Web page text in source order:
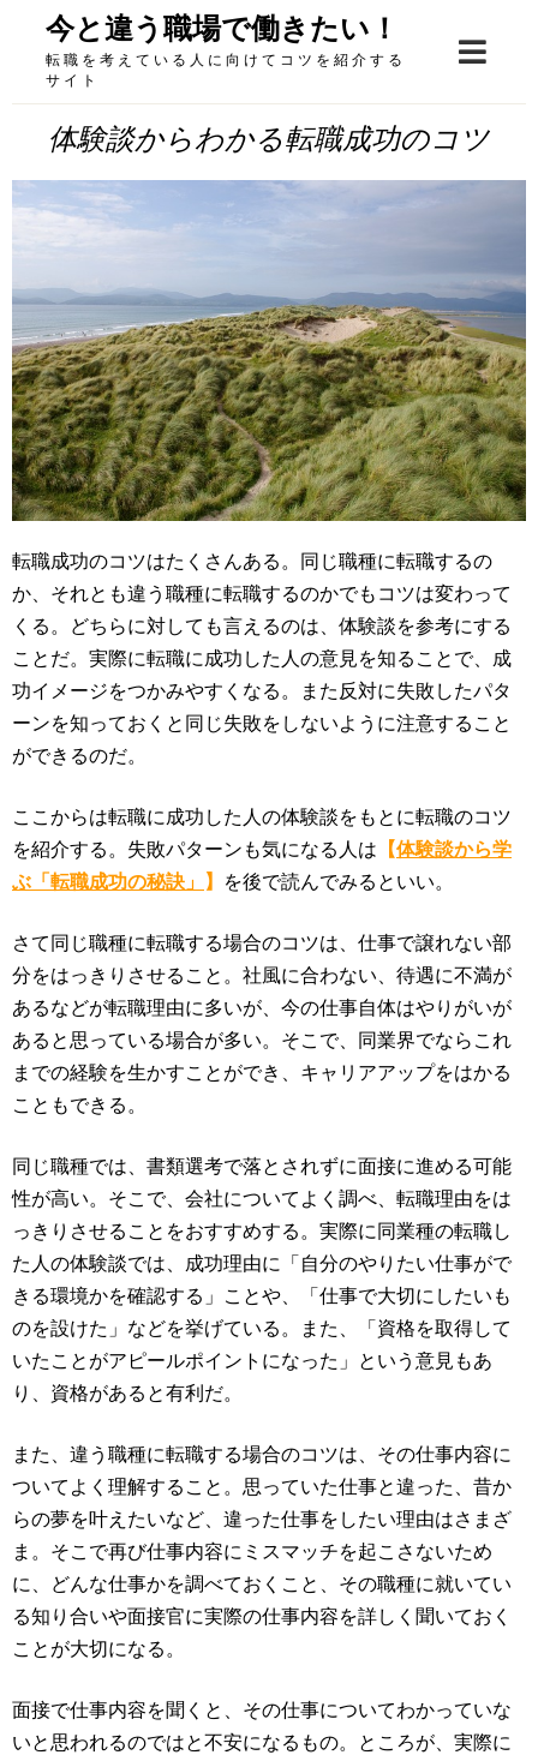
content
今と違う職場で働きたい！
転職を考えている人に向けてコツを紹介する
サイト
体験談からわかる転職成功のコツ
転職成功のコツはたくさんある。同じ職種に転職するの
か、それとも違う職種に転職するのかでもコツは変わって
くる。どちらに対しても言えるのは、体験談を参考にする
ことだ。実際に転職に成功した人の意見を知ることで、成
功イメージをつかみやすくなる。また反対に失敗したパタ
ーンを知っておくと同じ失敗をしないように注意すること
ができるのだ。
ここからは転職に成功した人の体験談をもとに転職のコツ
を紹介する。失敗パターンも気になる人は 【体験談から学
ぶ「転職成功の秘訣」 】 を後で読んでみるといい。
さて同じ職種に転職する場合のコツは、仕事で譲れない部
分をはっきりさせること。社風に合わない、待遇に不満が
あるなどが転職理由に多いが、今の仕事自体はやりがいが
あると思っている場合が多い。そこで、同業界でならこれ
までの経験を生かすことができ、キャリアアップをはかる
こともできる。
同じ職種では、書類選考で落とされずに面接に進める可能
性が高い。そこで、会社についてよく調べ、転職理由をは
っきりさせることをおすすめする。実際に同業種の転職し
た人の体験談では、成功理由に「自分のやりたい仕事がで
きる環境かを確認する」ことや、「仕事で大切にしたいも
のを設けた」などを挙げている。また、「資格を取得して
いたことがアピールポイントになった」という意見もあ
り、資格があると有利だ。
また、違う職種に転職する場合のコツは、その仕事内容に
ついてよく理解すること。思っていた仕事と違った、昔か
らの夢を叶えたいなど、違った仕事をしたい理由はさまざ
ま。そこで再び仕事内容にミスマッチを起こさないため
に、どんな仕事かを調べておくこと、その職種に就いてい
る知り合いや面接官に実際の仕事内容を詳しく聞いておく
ことが大切になる。
面接で仕事内容を聞くと、その仕事についてわかっていな
いと思われるのではと不安になるもの。ところが、実際に